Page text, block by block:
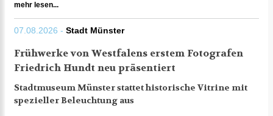
mehr lesen...
07.08.2026 - Stadt Münster
Frühwerke von Westfalens erstem Fotografen
Friedrich Hundt neu präsentiert
Stadtmuseum Münster stattet historische Vitrine mit
spezieller Beleuchtung aus